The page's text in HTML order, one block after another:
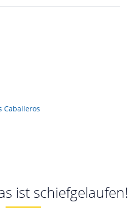
Caballeros
ist schiefgelaufen!